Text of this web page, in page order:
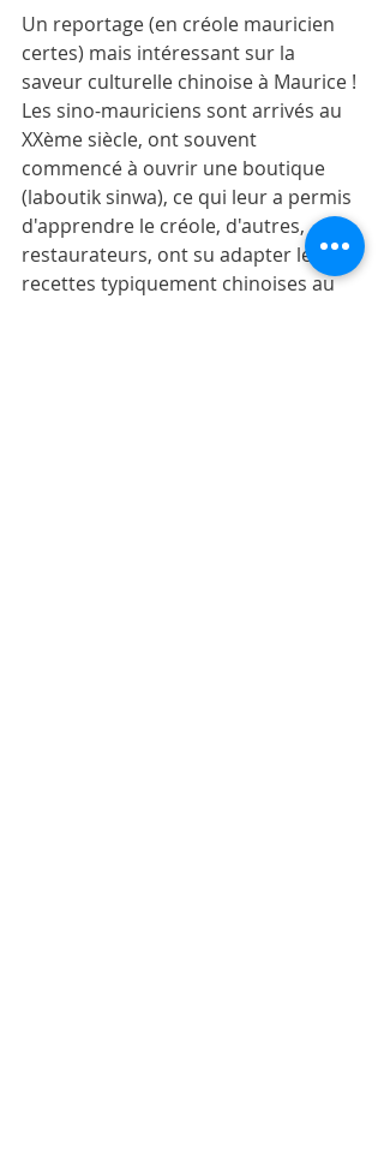
Un reportage (en créole mauricien
certes) mais intéressant sur la
saveur culturelle chinoise à Maurice !
Les sino-mauriciens sont arrivés au
XXème siècle, ont souvent
commencé à ouvrir une boutique
(laboutik sinwa), ce qui leur a permis
d'apprendre le créole, d'autres,
restaurateurs, ont su adapter les
recettes typiquement chinoises au